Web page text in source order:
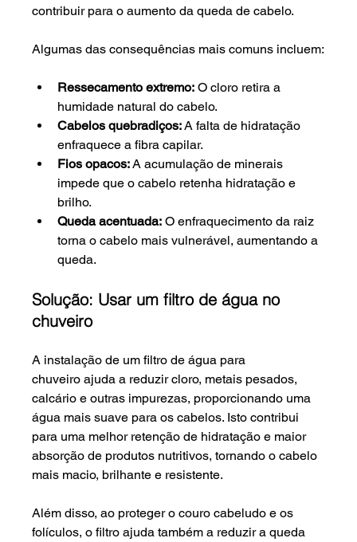
contribuir para o aumento da queda de cabelo.
Algumas das consequências mais comuns incluem:
Ressecamento extremo: O cloro retira a
humidade natural do cabelo.
Cabelos quebradiços: A falta de hidratação
enfraquece a fibra capilar.
Fios opacos: A acumulação de minerais
impede que o cabelo retenha hidratação e
brilho.
Queda acentuada: O enfraquecimento da raiz
torna o cabelo mais vulnerável, aumentando a
queda.
Solução: Usar um filtro de água no
chuveiro
A instalação de um filtro de água para
chuveiro ajuda a reduzir cloro, metais pesados,
calcário e outras impurezas, proporcionando uma
água mais suave para os cabelos. Isto contribui
para uma melhor retenção de hidratação e maior
absorção de produtos nutritivos, tornando o cabelo
mais macio, brilhante e resistente.
Além disso, ao proteger o couro cabeludo e os
folículos, o filtro ajuda também a reduzir a queda